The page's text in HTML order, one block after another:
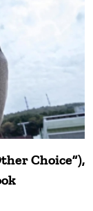
Choice”),